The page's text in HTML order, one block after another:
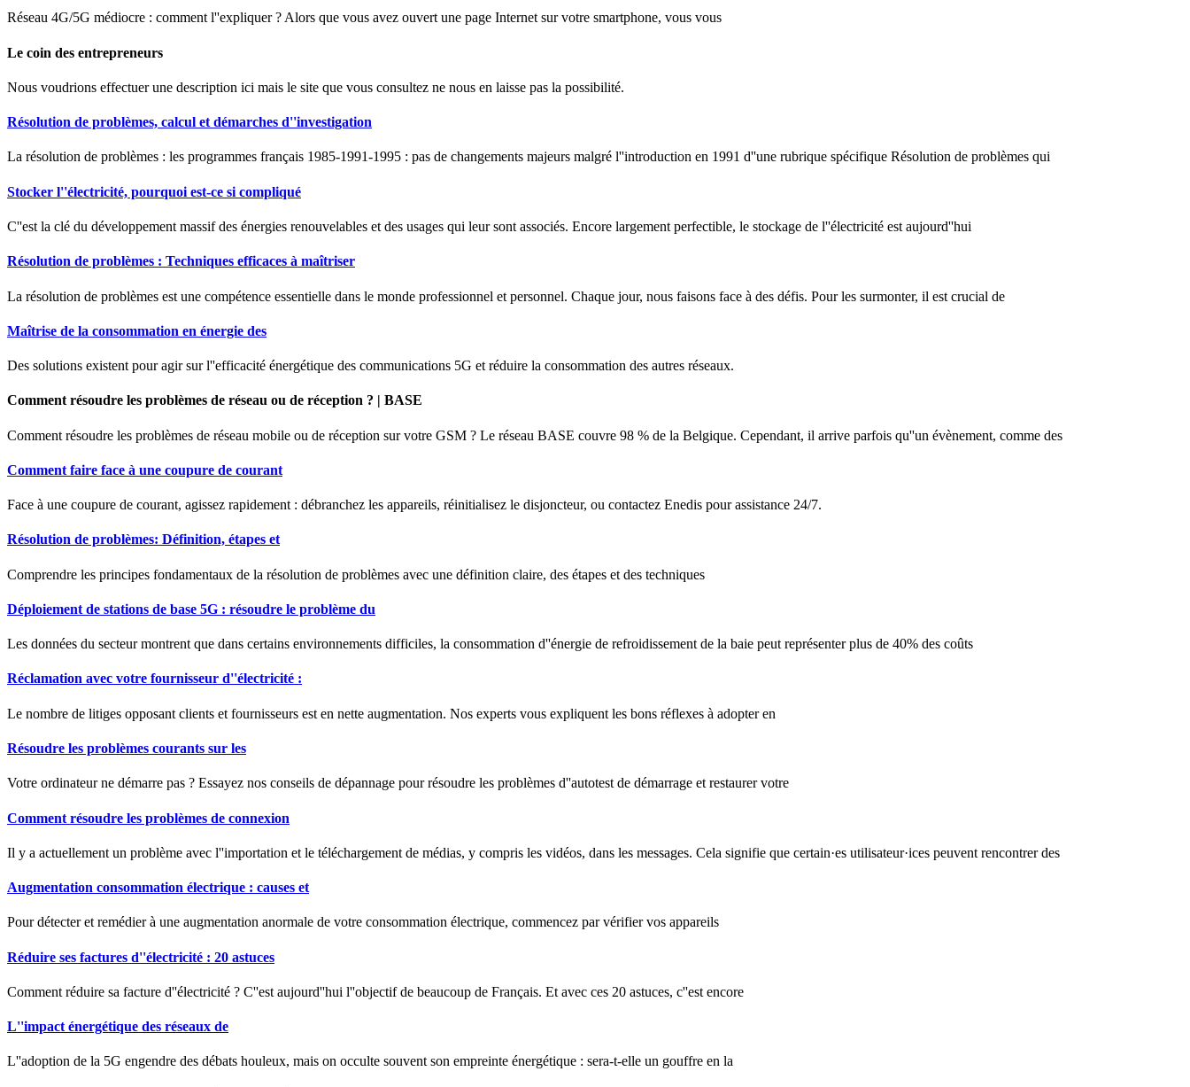
Réseau 4G/5G médiocre : comment l''expliquer ? Alors que vous avez ouvert une page Internet sur votre smartphone, vous vous
Le coin des entrepreneurs
Nous voudrions effectuer une description ici mais le site que vous consultez ne nous en laisse pas la possibilité.
Résolution de problèmes, calcul et démarches d''investigation
La résolution de problèmes : les programmes français 1985-1991-1995 : pas de changements majeurs malgré l''introduction en 1991 d''une rubrique spécifique Résolution de problèmes qui
Stocker l''électricité, pourquoi est-ce si compliqué
C''est la clé du développement massif des énergies renouvelables et des usages qui leur sont associés. Encore largement perfectible, le stockage de l''électricité est aujourd''hui
Résolution de problèmes : Techniques efficaces à maîtriser
La résolution de problèmes est une compétence essentielle dans le monde professionnel et personnel. Chaque jour, nous faisons face à des défis. Pour les surmonter, il est crucial de
Maîtrise de la consommation en énergie des
Des solutions existent pour agir sur l''efficacité énergétique des communications 5G et réduire la consommation des autres réseaux.
Comment résoudre les problèmes de réseau ou de réception ? | BASE
Comment résoudre les problèmes de réseau mobile ou de réception sur votre GSM ? Le réseau BASE couvre 98 % de la Belgique. Cependant, il arrive parfois qu''un évènement, comme des
Comment faire face à une coupure de courant
Face à une coupure de courant, agissez rapidement : débranchez les appareils, réinitialisez le disjoncteur, ou contactez Enedis pour assistance 24/7.
Résolution de problèmes: Définition, étapes et
Comprendre les principes fondamentaux de la résolution de problèmes avec une définition claire, des étapes et des techniques
Déploiement de stations de base 5G : résoudre le problème du
Les données du secteur montrent que dans certains environnements difficiles, la consommation d''énergie de refroidissement de la baie peut représenter plus de 40% des coûts
Réclamation avec votre fournisseur d''électricité :
Le nombre de litiges opposant clients et fournisseurs est en nette augmentation. Nos experts vous expliquent les bons réflexes à adopter en
Résoudre les problèmes courants sur les
Votre ordinateur ne démarre pas ? Essayez nos conseils de dépannage pour résoudre les problèmes d''autotest de démarrage et restaurer votre
Comment résoudre les problèmes de connexion
Il y a actuellement un problème avec l''importation et le téléchargement de médias, y compris les vidéos, dans les messages. Cela signifie que certain·es utilisateur·ices peuvent rencontrer des
Augmentation consommation électrique : causes et
Pour détecter et remédier à une augmentation anormale de votre consommation électrique, commencez par vérifier vos appareils
Réduire ses factures d''électricité : 20 astuces
Comment réduire sa facture d''électricité ? C''est aujourd''hui l''objectif de beaucoup de Français. Et avec ces 20 astuces, c''est encore
L''impact énergétique des réseaux de
L''adoption de la 5G engendre des débats houleux, mais on occulte souvent son empreinte énergétique : sera-t-elle un gouffre en la